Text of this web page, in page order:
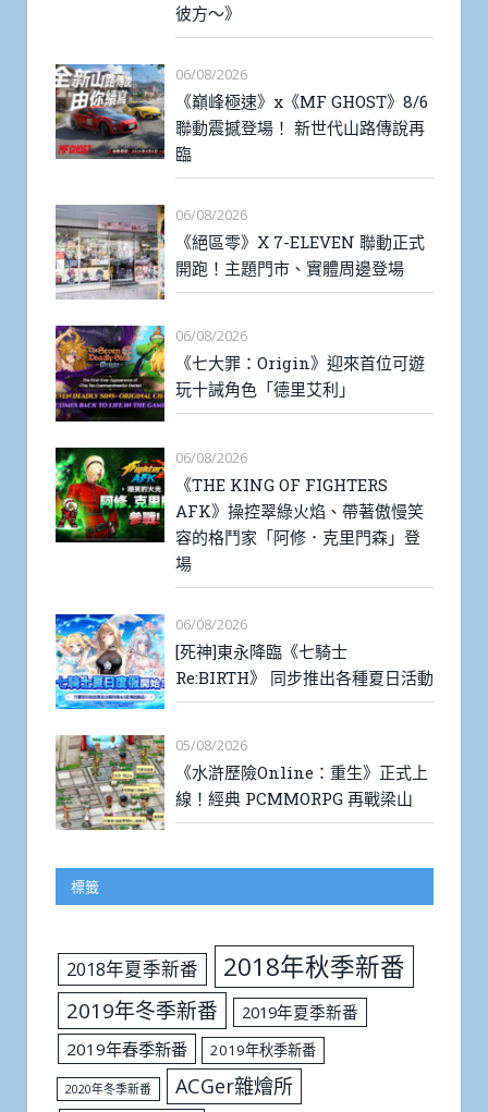
彼方～》
06/08/2026
《巔峰極速》x《MF GHOST》8/6
聯動震撼登場！ 新世代山路傳說再
臨
06/08/2026
《絕區零》X 7-ELEVEN 聯動正式
開跑！主題門市、實體周邊登場
06/08/2026
《七大罪：Origin》迎來首位可遊
玩十誡角色「德里艾利」
06/08/2026
《THE KING OF FIGHTERS
AFK》操控翠綠火焰、帶著傲慢笑
容的格鬥家「阿修．克里門森」登
場
06/08/2026
[死神]東永降臨《七騎士
Re:BIRTH》 同步推出各種夏日活動
05/08/2026
《水滸歷險Online：重生》正式上
線！經典 PCMMORPG 再戰梁山
標籤
2018年夏季新番 2018年秋季新番
2019年冬季新番
2019年夏季新番
2019年春季新番
2019年秋季新番
2020年冬季新番 ACGer雜燴所